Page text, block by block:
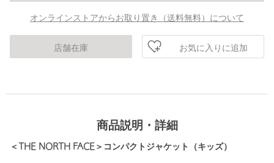
オンラインストアからお取り置き（送料無料）について
店舗在庫 お気に入りに追加
商品説明・詳細
＜THE NORTH FACE＞コンパクトジャケット（キッズ）